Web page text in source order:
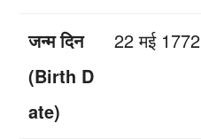
जन्म दिन
(Birth D
ate)
22 मई 1772